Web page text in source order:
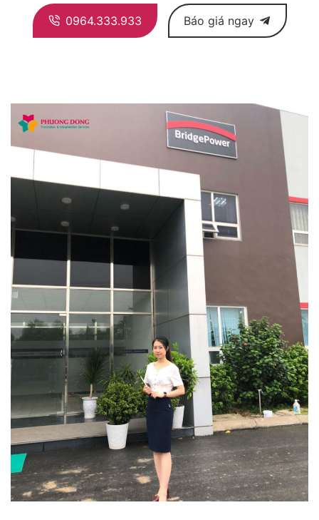
0964.333.933 Báo giá ngay